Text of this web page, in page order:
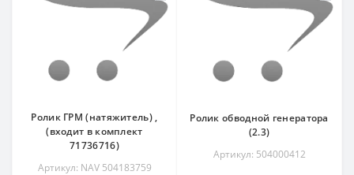
Ролик ГРМ (натяжитель) ,
(входит в комплект
71736716)
Артикул: NAV 504183759
Ролик обводной генератора
(2.3)
Артикул: 504000412